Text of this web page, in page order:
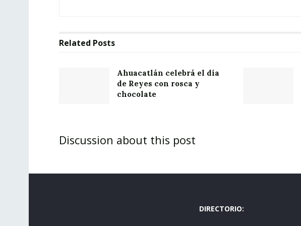
Related Posts
Ahuacatlán celebrá el día
de Reyes con rosca y
chocolate
Discussion about this post
DIRECTORIO: